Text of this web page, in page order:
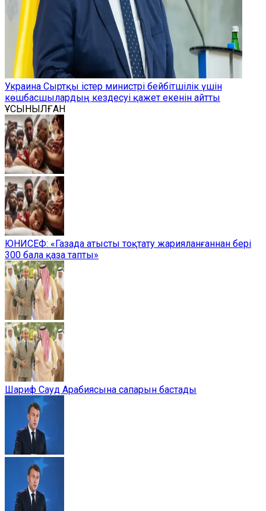
Украина Сыртқы істер министрі бейбітшілік үшін
көшбасшылардың кездесуі қажет екенін айтты
ҰСЫНЫЛҒАН
ЮНИСЕФ: «Газада атысты тоқтату жарияланғаннан бері
300 бала қаза тапты»
Шариф Сауд Арабиясына сапарын бастады